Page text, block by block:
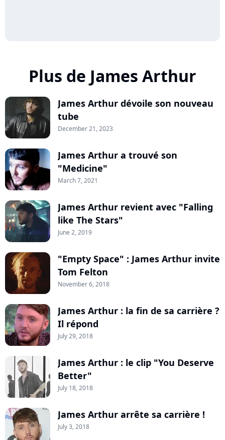
Plus de James Arthur
James Arthur dévoile son nouveau
tube
December 21, 2023
James Arthur a trouvé son
"Medicine"
March 7, 2021
James Arthur revient avec "Falling
like The Stars"
June 2, 2019
"Empty Space" : James Arthur invite
Tom Felton
November 6, 2018
James Arthur : la fin de sa carrière ?
Il répond
July 29, 2018
James Arthur : le clip "You Deserve
Better"
July 18, 2018
James Arthur arrête sa carrière !
July 3, 2018